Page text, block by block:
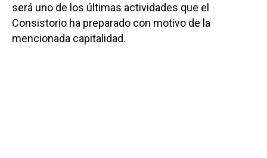
será uno de los últimas actividades que el
Consistorio ha preparado con motivo de la
mencionada capitalidad.